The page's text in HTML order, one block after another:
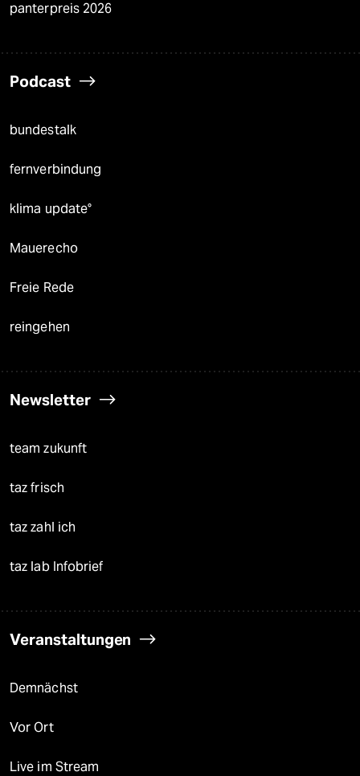
panterpreis 2026
Podcast
bundestalk
fernverbindung
klima update°
Mauerecho
Freie Rede
reingehen
Newsletter
team zukunft
taz frisch
taz zahl ich
taz lab Infobrief
Veranstaltungen
Demnächst
Vor Ort
Live im Stream